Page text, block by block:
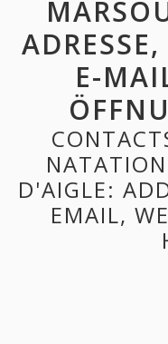
E-
D'AIGLE:
EMAIL,